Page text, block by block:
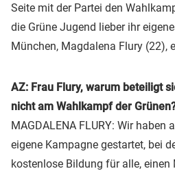
Seite mit der Partei den
die Grüne Jugend lieber ihr
München, Magdalena Flury (22),
AZ: Frau Flury, warum beteiligt
nicht am Wahlkampf der
MAGDALENA FLURY: Wir haben
eigene Kampagne gestartet, bei
kostenlose Bildung für alle,